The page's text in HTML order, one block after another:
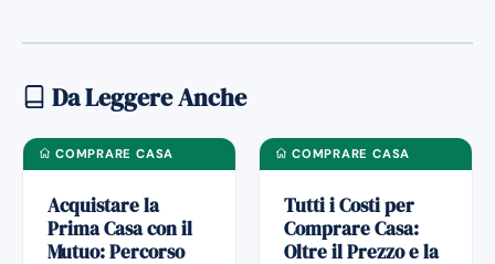
Da Leggere Anche
COMPRARE CASA
Acquistare la
Prima Casa con il
Mutuo: Percorso
COMPRARE CASA
Tutti i Costi per
Comprare Casa:
Oltre il Prezzo e la